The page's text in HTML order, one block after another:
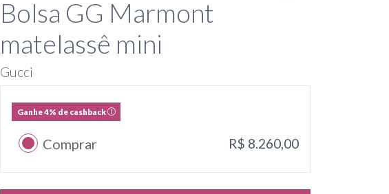
Bolsa GG Marmont
matelassê mini
Gucci
Ganhe 4% de cashback
Comprar R$ 8.260,00